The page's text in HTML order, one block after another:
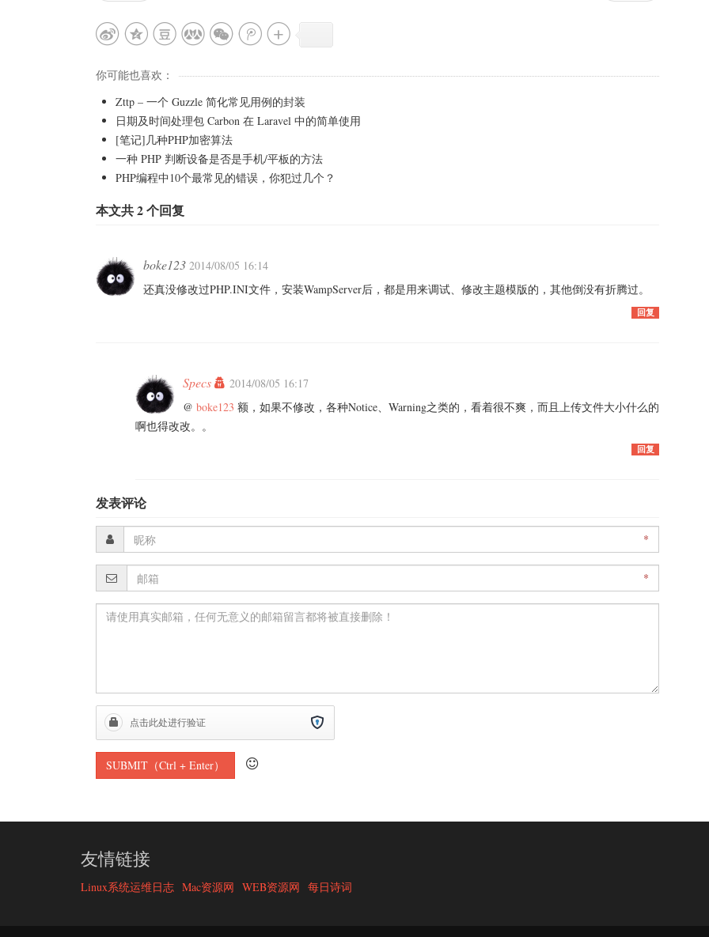
你可能也喜欢：
Zttp – 一个 Guzzle 简化常见用例的封装
日期及时间处理包 Carbon 在 Laravel 中的简单使用
[笔记]几种PHP加密算法
一种 PHP 判断设备是否是手机/平板的方法
PHP编程中10个最常见的错误，你犯过几个？
本文共 2 个回复
boke123 2014/08/05 16:14
还真没修改过PHP.INI文件，安装WampServer后，都是用来调试、修改主题模版的，其他倒没有折腾过。
回复
Specs
2014/08/05 16:17
@ boke123 额，如果不修改，各种Notice、Warning之类的，看着很不爽，而且上传文件大小什么的
啊也得改改。。
回复
发表评论
*
*
友情链接
Linux系统运维日志 Mac资源网 WEB资源网 每日诗词